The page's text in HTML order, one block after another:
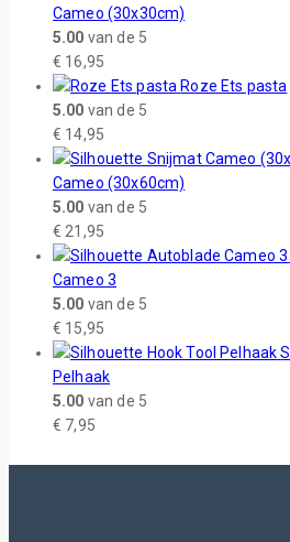
Cameo (30x30cm)
5.00 van de 5
€ 16,95
Roze Ets pasta
5.00 van de 5
€ 14,95
Cameo (30x60cm)
5.00 van de 5
€ 21,95
Cameo 3
5.00 van de 5
€ 15,95
Pelhaak
5.00 van de 5
€ 7,95